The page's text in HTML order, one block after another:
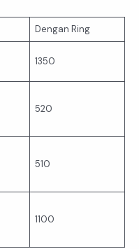
Dengan Ring
1350
520
510
1100